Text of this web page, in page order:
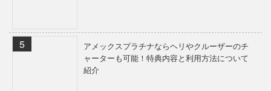
アメックスプラチナならヘリやクルーザーのチ
ャーターも可能！特典内容と利用方法について
紹介